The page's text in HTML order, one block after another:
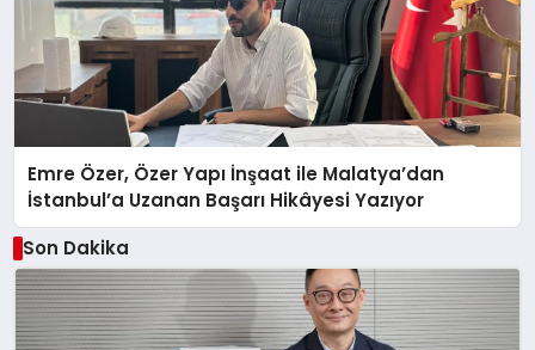
Emre Özer, Özer Yapı İnşaat ile Malatya’dan
İstanbul’a Uzanan Başarı Hikâyesi Yazıyor
Son Dakika